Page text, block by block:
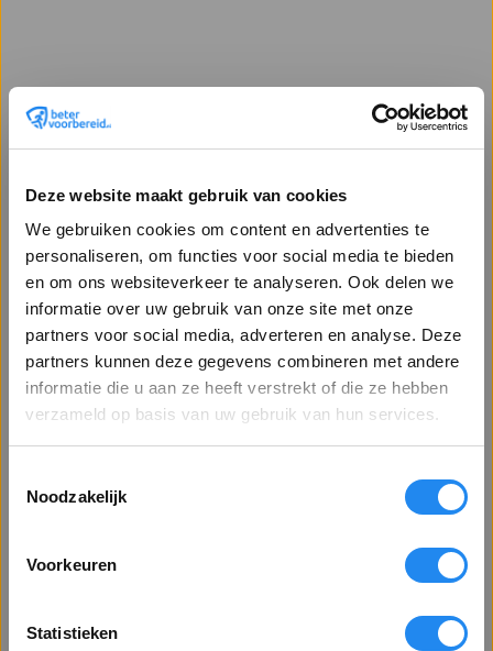
Deze website maakt gebruik van cookies
We gebruiken cookies om content en advertenties te
personaliseren, om functies voor social media te bieden
en om ons websiteverkeer te analyseren. Ook delen we
informatie over uw gebruik van onze site met onze
partners voor social media, adverteren en analyse. Deze
partners kunnen deze gegevens combineren met andere
informatie die u aan ze heeft verstrekt of die ze hebben
verzameld op basis van uw gebruik van hun services.
Noodzakelijk
Voorkeuren
Statistieken
Lees meer
TOA Tuner Module
Artikelnr. 1516
332,75
275,- excl. BTW
Leverbaar uit voorraad
Gratis verzending vanaf €75 excl. BTW
Voor 16.30 uur besteld, morgen in huis*
Welkom op Betervoorbereid.nl!
Bent u een zakelijke of particuliere klant?